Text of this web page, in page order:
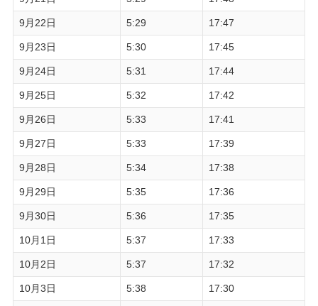
9月22日 5:29 17:47
9月23日 5:30 17:45
9月24日 5:31 17:44
9月25日 5:32 17:42
9月26日 5:33 17:41
9月27日 5:33 17:39
9月28日 5:34 17:38
9月29日 5:35 17:36
9月30日 5:36 17:35
10月1日 5:37 17:33
10月2日 5:37 17:32
10月3日 5:38 17:30